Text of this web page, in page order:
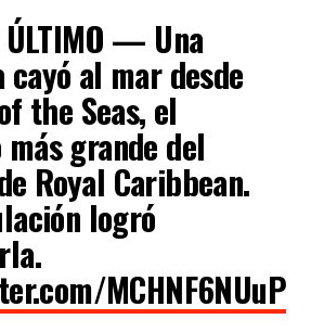
ÚLTIMO — Una
cayó al mar desde
the Seas, el
grande del
Royal Caribbean.
logró
MCHNF6NUuP